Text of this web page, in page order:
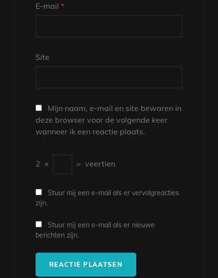
E-mail *
Site
Mijn naam, e-mail en site bewaren in
deze browser voor de volgende keer
wanneer ik een reactie plaats.
2 × = veertien
Stuur mij een e-mail als er vervolgreacties
zijn.
Stuur mij een e-mail als er nieuwe
berichten zijn.